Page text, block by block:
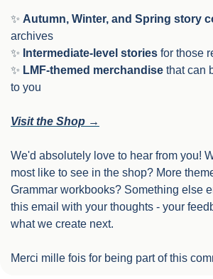
✨ Autumn, Winter, and Spring story
archives
✨ Intermediate-level stories for those
✨ LMF-themed merchandise that can
to you
Visit the Shop →
We'd absolutely love to hear from you!
most like to see in the shop? More
Grammar workbooks? Something else
this email with your thoughts - your
what we create next.
Merci mille fois for being part of this